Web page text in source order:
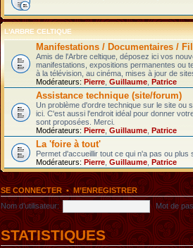
L'ARBRE CELTIQUE
Manifestations / Documentaires /
Amis de l'Arbre celtique, déposez ici vos
manifestations, expositions permanentes ou
à la télévision, au cinéma, mises à jour de
Modérateurs: Pierre Guillaume Patrice
Assistance technique (site/forum)
Un problème d'ordre technique sur le site ou
ici. C'est aussi l'endroit idéal pour donner
sont proposées. Merci.
Modérateurs: Pierre Guillaume Patrice
La 'foire à tout'
Permet d'accueillir tout ce qui n'a pas ou
Modérateurs: Pierre Guillaume Patrice
SE CONNECTER•M’ENREGISTRER
Nom d’utilisateur:
Mot de
STATISTIQUES